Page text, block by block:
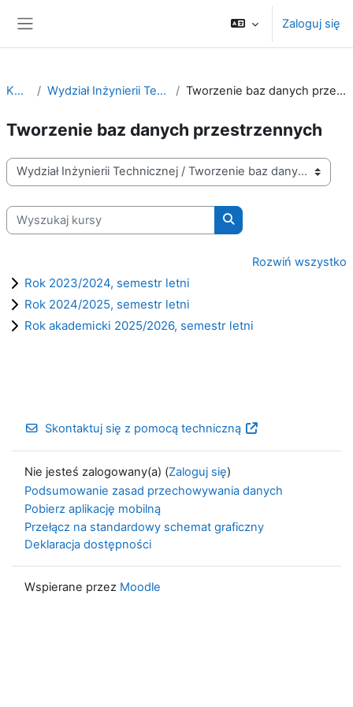
Zaloguj się
Kursy Wydział Inżynierii Technicznej Tworzenie baz danych przestrzennych
Tworzenie baz danych przestrzennych
Kategorie kursów
Wyszukaj kursy
Wyszukaj kursy
Rozwiń wszystko
Rok 2023/2024, semestr letni
Rok 2024/2025, semestr letni
Rok akademicki 2025/2026, semestr letni
Skontaktuj się z pomocą techniczną
Nie jesteś zalogowany(a) (Zaloguj się)
Podsumowanie zasad przechowywania danych
Pobierz aplikację mobilną
Przełącz na standardowy schemat graficzny
Deklaracja dostępności
Wspierane przez Moodle